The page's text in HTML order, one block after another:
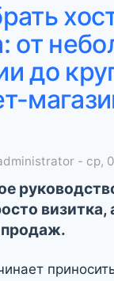
от
до
- ср,